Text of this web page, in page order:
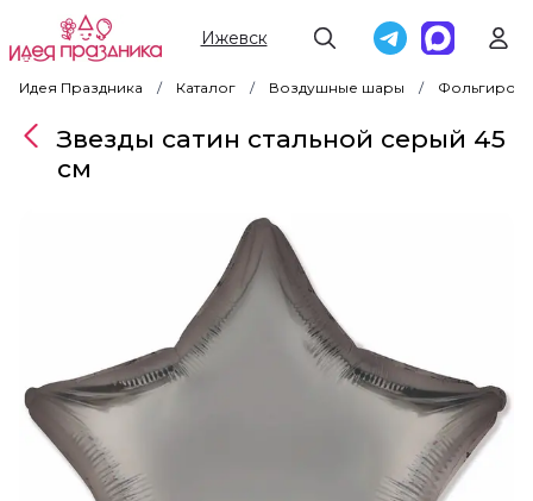
Ижевск
Идея Праздника Каталог Воздушные шары
Звезды сатин стальной серый 45
см